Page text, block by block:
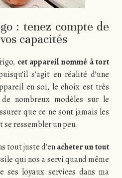
: tenez compte de
capacités
cet appareil nommé à tort
s’agit en réalité d’une
en soi, le choix est très
nombreux modèles sur le
que ce ne sont jamais les
se ressembler un peu.
juste d’enacheter un tout
qui nos a servi quand même
ses loyaux services dans ma